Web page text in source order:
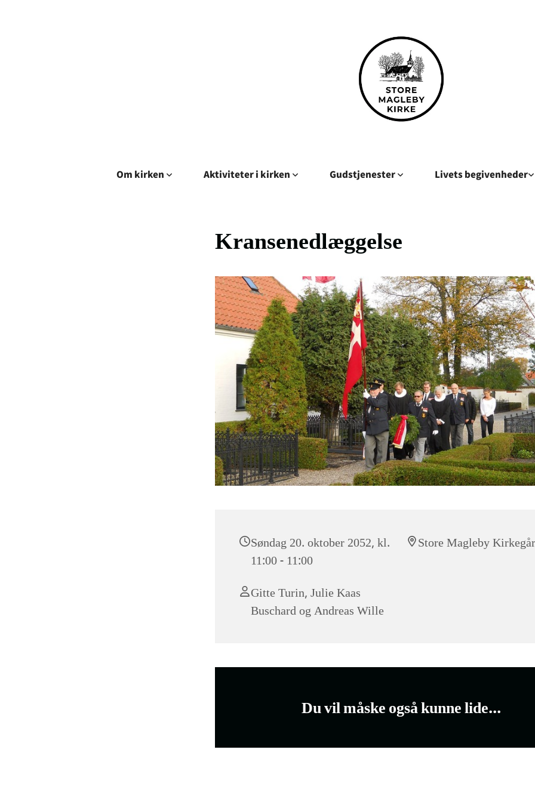
Om kirken Aktiviteter i kirken Gudstjenester Livets begivenheder
Kransenedlæggelse
Søndag 20. oktober 2052, kl.
11:00 - 11:00
Store Magleby
Gitte Turin, Julie Kaas
Buschard og Andreas Wille
Du vil måske også kunne lide...